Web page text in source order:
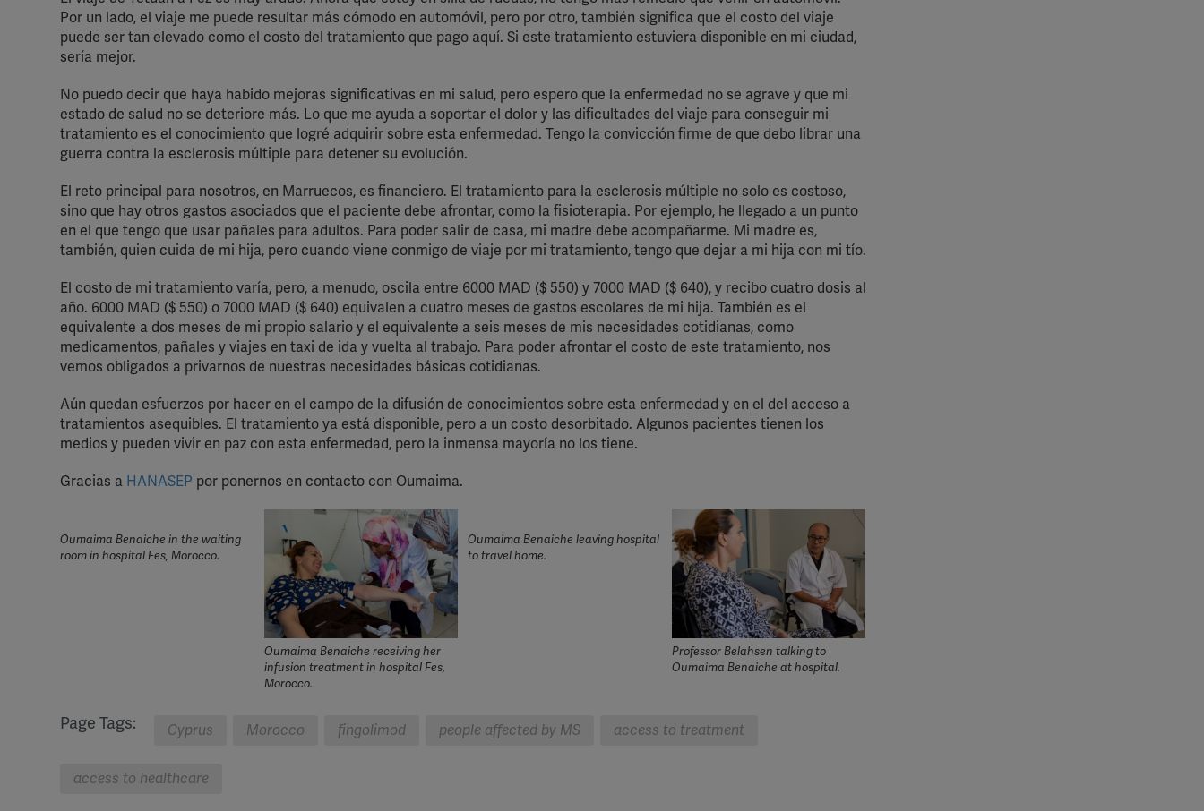
Por un lado, el viaje me puede resultar más cómodo en automóvil, pero por otro, también significa que el costo del viaje
puede ser tan elevado como el costo del tratamiento que pago aquí. Si este tratamiento estuviera disponible en mi ciudad,
sería mejor.
No puedo decir que haya habido mejoras significativas en mi salud, pero espero que la enfermedad no se agrave y que mi
estado de salud no se deteriore más. Lo que me ayuda a soportar el dolor y las dificultades del viaje para conseguir mi
tratamiento es el conocimiento que logré adquirir sobre esta enfermedad. Tengo la convicción firme de que debo librar una
guerra contra la esclerosis múltiple para detener su evolución.
El reto principal para nosotros, en Marruecos, es financiero. El tratamiento para la esclerosis múltiple no solo es costoso,
sino que hay otros gastos asociados que el paciente debe afrontar, como la fisioterapia. Por ejemplo, he llegado a un punto
en el que tengo que usar pañales para adultos. Para poder salir de casa, mi madre debe acompañarme. Mi madre es,
también, quien cuida de mi hija, pero cuando viene conmigo de viaje por mi tratamiento, tengo que dejar a mi hija con mi tío.
El costo de mi tratamiento varía, pero, a menudo, oscila entre 6000 MAD ($ 550) y 7000 MAD ($ 640), y recibo cuatro dosis al
año. ‎6000 MAD ($ 550) o 7000 MAD ($ 640) equivalen a cuatro meses de gastos escolares de mi hija. También es el
equivalente a dos meses de mi propio salario y el equivalente a seis meses de mis necesidades cotidianas, como
medicamentos, pañales y viajes en taxi de ida y vuelta al trabajo. Para poder afrontar el costo de este tratamiento, nos
vemos obligados a privarnos de nuestras necesidades básicas cotidianas.
Aún quedan esfuerzos por hacer en el campo de la difusión de conocimientos sobre esta enfermedad y en el del acceso a
tratamientos asequibles. El tratamiento ya está disponible, pero a un costo desorbitado. Algunos pacientes tienen los
medios y pueden vivir en paz con esta enfermedad, pero la inmensa mayoría no los tiene.
Gracias a HANASEP por ponernos en contacto con Oumaima.
Oumaima Benaiche in the waiting
room in hospital Fes, Morocco.
Oumaima Benaiche receiving her
infusion treatment in hospital Fes,
Morocco.
Oumaima Benaiche leaving hospital
to travel home.
Professor Belahsen talking to
Oumaima Benaiche at hospital.
Page Tags: Cyprus Morocco fingolimod people affected by MS access to treatment
access to healthcare
Meta Pixel
Spotify